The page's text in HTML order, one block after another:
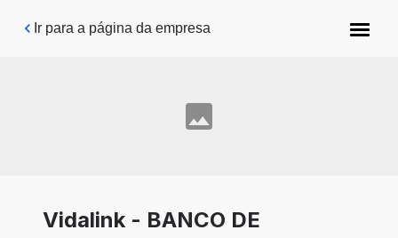
Pular para o conteúdo principal
Ir para a página da empresa
Vidalink - BANCO DE